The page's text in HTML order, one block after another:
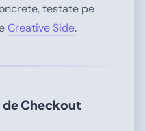
testate pe
Creative Side.
Checkout